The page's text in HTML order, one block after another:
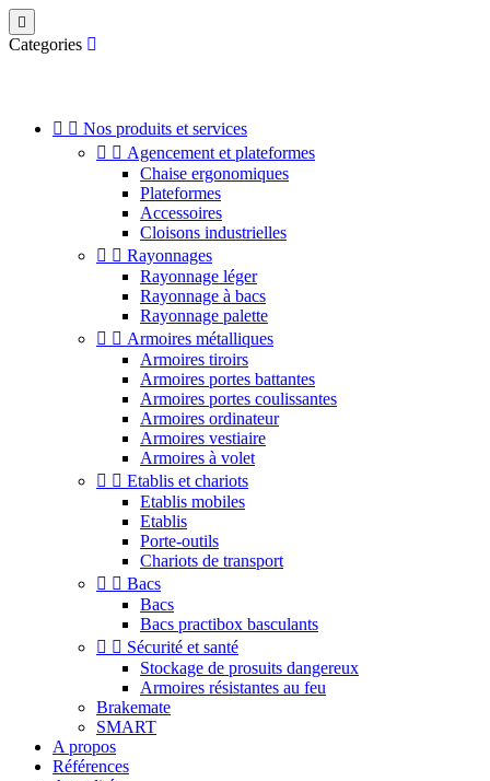

Categories
  Nos produits et services
  Agencement et plateformes
Chaise ergonomiques
Plateformes
Accessoires
Cloisons industrielles
  Rayonnages
Rayonnage léger
Rayonnage à bacs
Rayonnage palette
  Armoires métalliques
Armoires tiroirs
Armoires portes battantes
Armoires portes coulissantes
Armoires ordinateur
Armoires vestiaire
Armoires à volet
  Etablis et chariots
Etablis mobiles
Etablis
Porte-outils
Chariots de transport
  Bacs
Bacs
Bacs practibox basculants
  Sécurité et santé
Stockage de prosuits dangereux
Armoires résistantes au feu
Brakemate
SMART
A propos
Références